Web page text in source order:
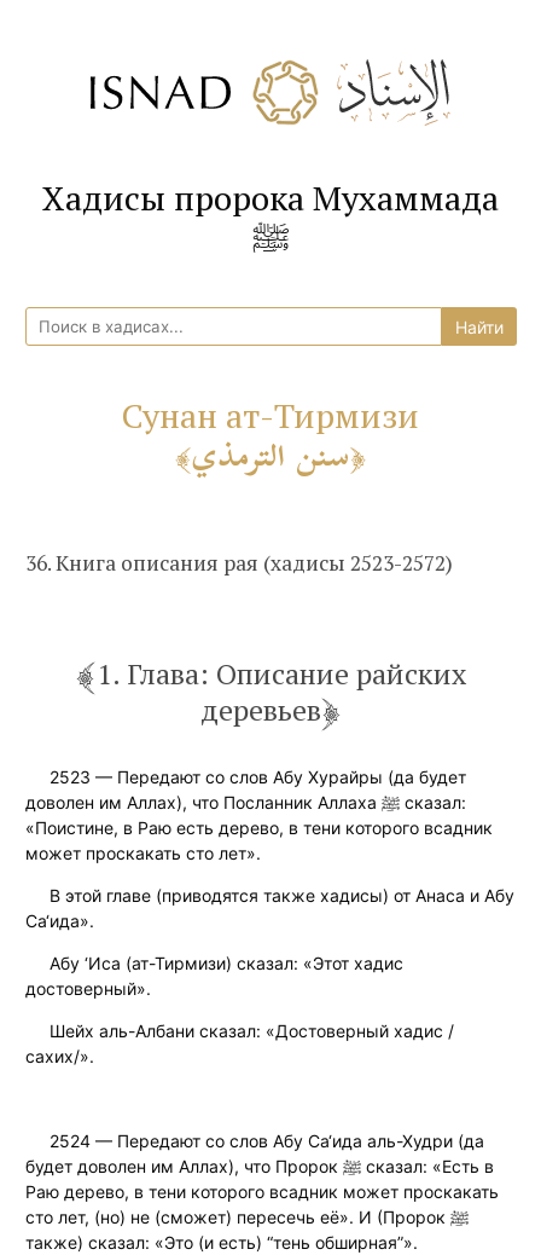
Хадисы пророка Мухаммада
ﷺ
Сунан ат-Тирмизи
سنن الترمذي
36. Книга описания рая (хадисы 2523-2572)
1. Глава: Описание райских
деревьев
2523 — Передают со слов Абу Хурайры (да будет
доволен им Аллах), что Посланник Аллаха ﷺ сказал:
«Поистине, в Раю есть дерево, в тени которого всадник
может проскакать сто лет».
В этой главе (приводятся также хадисы) от Анаса и Абу
Са‘ида».
Абу ‘Иса (ат-Тирмизи) сказал: «Этот хадис
достоверный».
Шейх аль-Албани сказал: «Достоверный хадис /
сахих/».
2524 — Передают со слов Абу Са‘ида аль-Худри (да
будет доволен им Аллах), что Пророк ﷺ сказал: «Есть в
Раю дерево, в тени которого всадник может проскакать
сто лет, (но) не (сможет) пересечь её». И (Пророк ﷺ
также) сказал: «Это (и есть) “тень обширная”».